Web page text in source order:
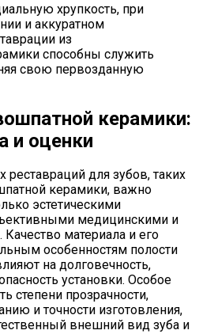
хрупкость, при
и аккуратном
из
способны служить
свою первозданную
керамики:
и оценки
реставраций для зубов, таких
керамики, важно
эстетическими
медицинскими и
материала и его
особенностям полости
на долговечность,
установки. Особое
степени прозрачности,
и точности изготовления,
внешний вид зуба и